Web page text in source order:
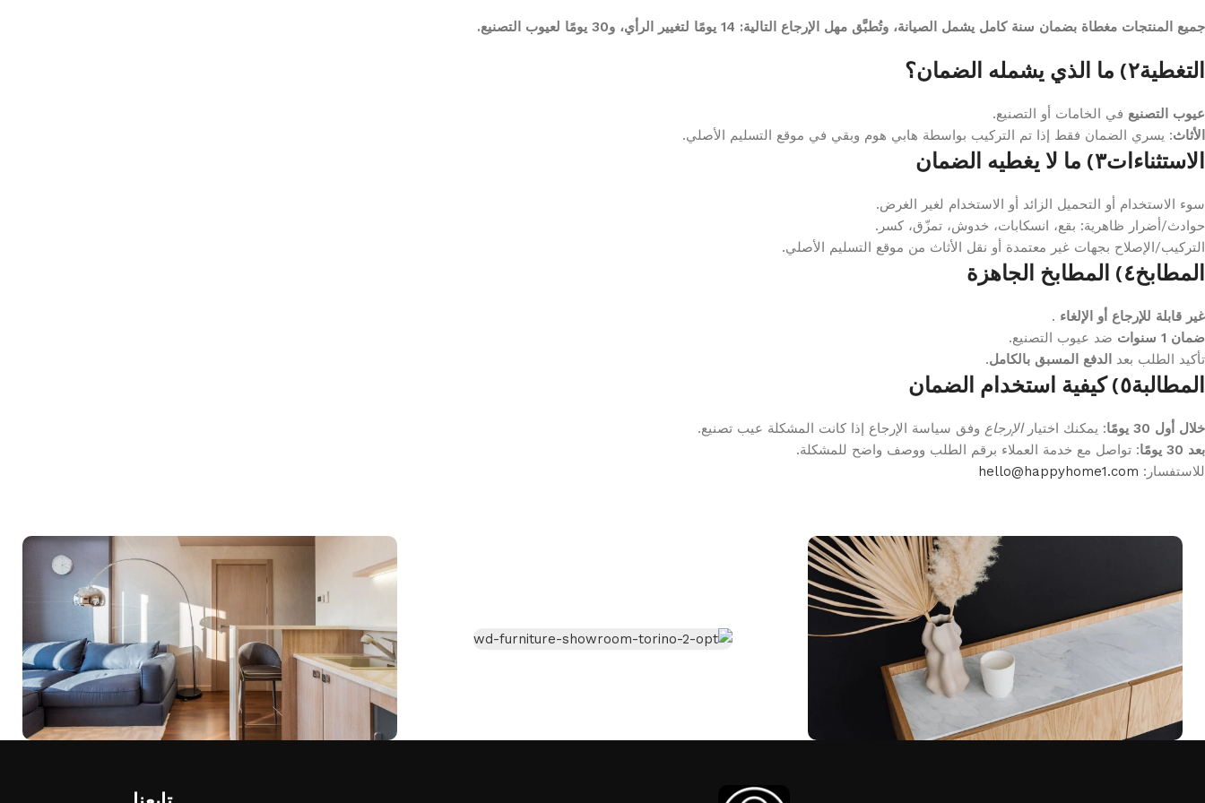
جميع المنتجات مغطاة بضمان سنة كامل يشمل الصيانة، وتُطبَّق مهل الإرجاع التالية: 14 يومًا لتغيير الرأي، و30 يومًا لعيوب التصنيع.
التغطية٢) ما الذي يشمله الضمان؟
عيوب التصنيع في الخامات أو التصنيع.
الأثاث: يسري الضمان فقط إذا تم التركيب بواسطة هابي هوم وبقي في موقع التسليم الأصلي.
الاستثناءات٣) ما لا يغطيه الضمان
سوء الاستخدام أو التحميل الزائد أو الاستخدام لغير الغرض.
حوادث/أضرار ظاهرية: بقع، انسكابات، خدوش، تمزّق، كسر.
التركيب/الإصلاح بجهات غير معتمدة أو نقل الأثاث من موقع التسليم الأصلي.
المطابخ٤) المطابخ الجاهزة
غير قابلة للإرجاع أو الإلغاء .
ضمان 1 سنوات
ضد عيوب التصنيع.
تأكيد الطلب بعد
الدفع المسبق بالكامل.
المطالبة٥) كيفية استخدام الضمان
خلال أول 30 يومًا : يمكنك اختيارالإرجاع وفق سياسة الإرجاع إذا كانت المشكلة عيب تصنيع.
بعد 30 يومًا
: تواصل مع خدمة العملاء برقم الطلب ووصف واضح للمشكلة.
للاستفسار: hello@happyhome1.com